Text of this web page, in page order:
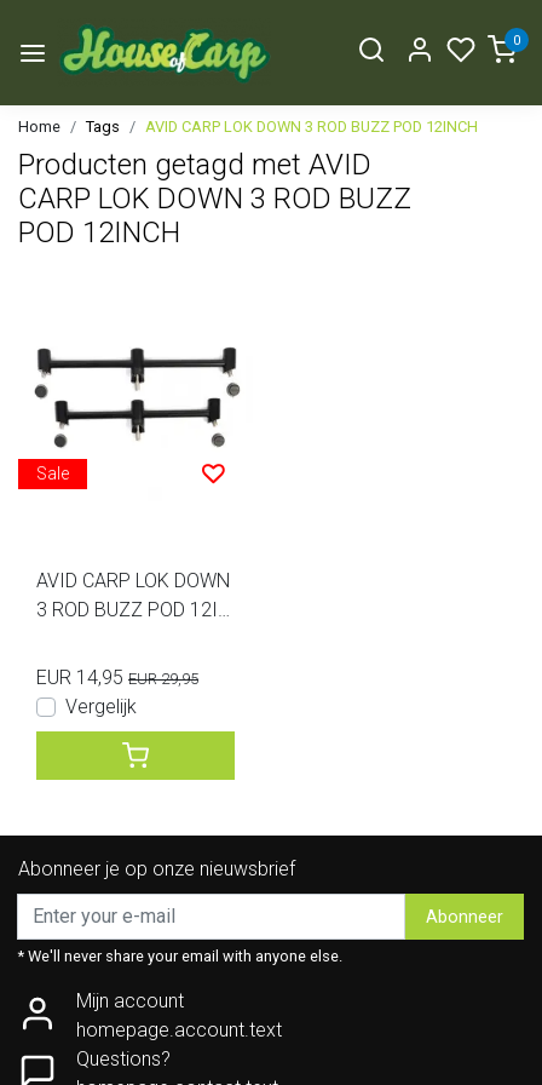
0
Home Tags AVID CARP LOK DOWN 3 ROD BUZZ POD 12INCH
Producten getagd met AVID
CARP LOK DOWN 3 ROD BUZZ
POD 12INCH
Sale
AVID CARP LOK DOWN
3 ROD BUZZ POD 12IN
EUR 14,95 EUR 29,95
Vergelijk
Abonneer je op onze nieuwsbrief
Abonneer
* We'll never share your email with anyone else.
Mijn account
homepage.account.text
Questions?